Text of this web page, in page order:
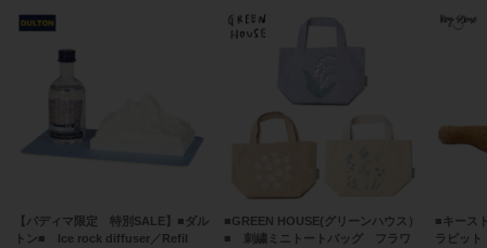
【パディマ限定 特別SALE】■ダル
トン■ Ice rock diffuser／Refil
■GREEN HOUSE(グリーンハウス）
■ 刺繍ミニトートバッグ フラワ
■キース
ラビット